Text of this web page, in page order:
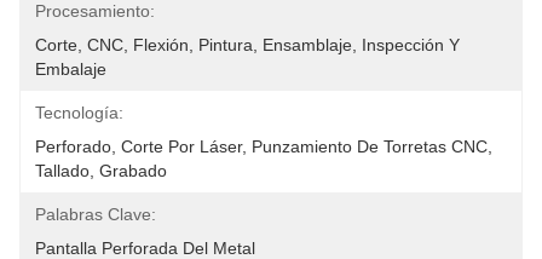
Procesamiento:
Corte, CNC, Flexión, Pintura, Ensamblaje, Inspección Y
Embalaje
Tecnología:
Perforado, Corte Por Láser, Punzamiento De Torretas CNC,
Tallado, Grabado
Palabras Clave:
Pantalla Perforada Del Metal